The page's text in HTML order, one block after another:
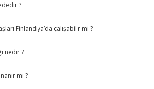
?
Finlandiya’da çalışabilir mi ?
nedir ?
mı ?